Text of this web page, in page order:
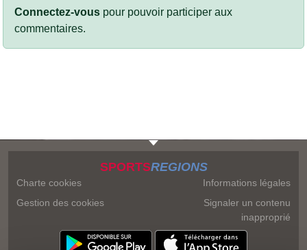
Connectez-vous pour pouvoir participer aux
commentaires.
SPORTSREGIONS
Charte cookies
Gestion des cookies
Informations légales
Signaler un contenu
inapproprié